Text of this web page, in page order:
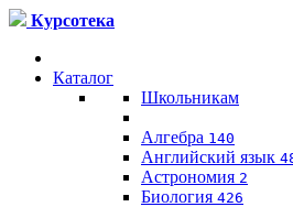
Курсотека
Каталог
Школьникам
Алгебра 140
Английский язык
Астрономия 2
Биология 426